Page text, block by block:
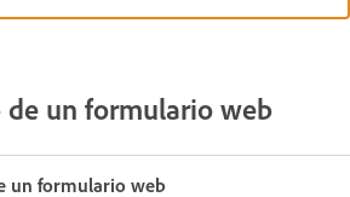
de un formulario web
un formulario web